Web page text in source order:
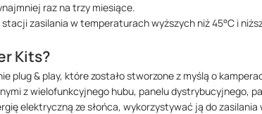
raz na trzy miesiące.
zasilania w temperaturach wyższych niż 45°C i
Kits?
plug & play, które zostało stworzone z myślą o
z wielofunkcyjnego hubu, panelu dystrybucyjnego,
elektryczną ze słońca, wykorzystywać ją do